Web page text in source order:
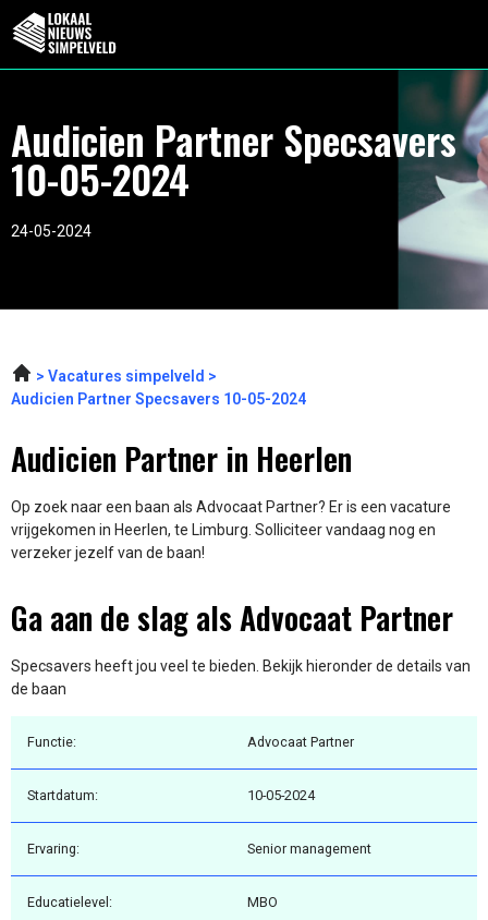
Audicien Partner Specsavers
10-05-2024
24-05-2024
Vacatures simpelveld
Audicien Partner Specsavers 10-05-2024
Audicien Partner in Heerlen
Op zoek naar een baan als Advocaat Partner? Er is een vacature
vrijgekomen in Heerlen, te Limburg. Solliciteer vandaag nog en
verzeker jezelf van de baan!
Ga aan de slag als Advocaat Partner
Specsavers heeft jou veel te bieden. Bekijk hieronder de details van
de baan
Functie: Advocaat Partner
Startdatum: 10-05-2024
Ervaring: Senior management
Educatielevel: MBO